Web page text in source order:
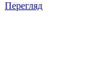
Перегляд